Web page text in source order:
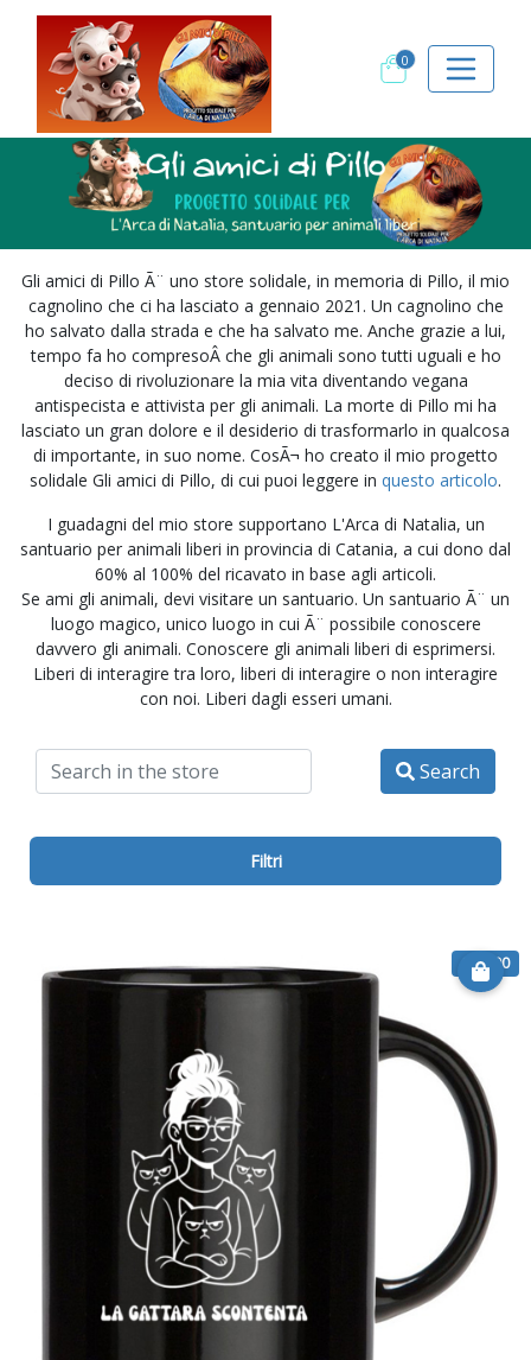
0
Gli amici di Pillo Ã¨ uno store solidale, in memoria di Pillo, il mio
cagnolino che ci ha lasciato a gennaio 2021. Un cagnolino che
ho salvato dalla strada e che ha salvato me. Anche grazie a lui,
tempo fa ho compresoÂ che gli animali sono tutti uguali e ho
deciso di rivoluzionare la mia vita diventando vegana
antispecista e attivista per gli animali. La morte di Pillo mi ha
lasciato un gran dolore e il desiderio di trasformarlo in qualcosa
di importante, in suo nome. CosÃ¬ ho creato il mio progetto
solidale Gli amici di Pillo, di cui puoi leggere in questo articolo.
I guadagni del mio store supportano L'Arca di Natalia, un
santuario per animali liberi in provincia di Catania, a cui dono dal
60% al 100% del ricavato in base agli articoli.
Se ami gli animali, devi visitare un santuario. Un santuario Ã¨ un
luogo magico, unico luogo in cui Ã¨ possibile conoscere
davvero gli animali. Conoscere gli animali liberi di esprimersi.
Liberi di interagire tra loro, liberi di interagire o non interagire
con noi. Liberi dagli esseri umani.
Search
€ 12.00
Filtri